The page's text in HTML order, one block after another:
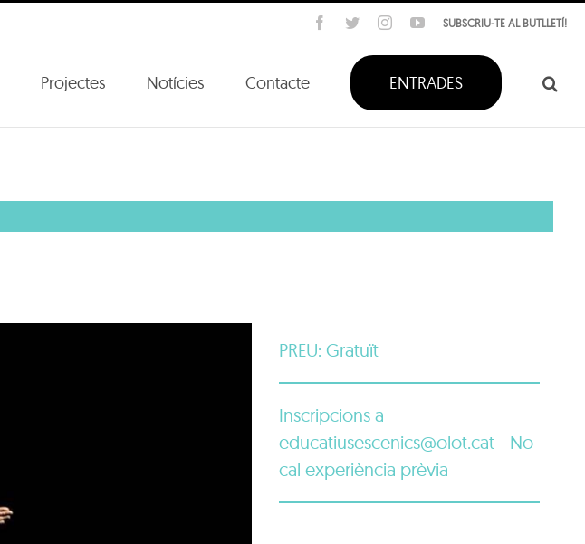
SUBSCRIU-TE AL BUTLLETÍ!
Facebook
TwitterInstagramYouTube
Projectes Notícies Contacte ENTRADES
PREU: Gratuït
Inscripcions a
educatiusescenics@olot.cat - No
cal experiència prèvia